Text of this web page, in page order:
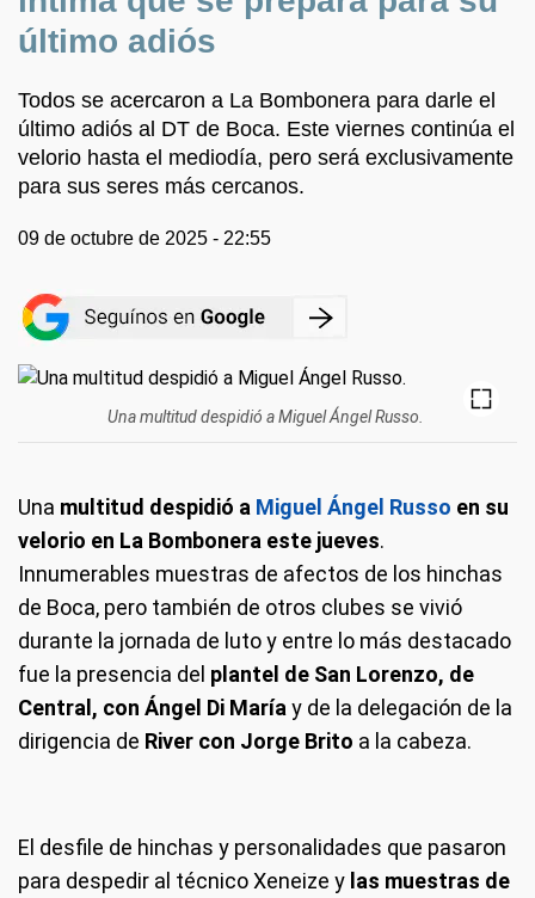
último adiós
Todos se acercaron a La Bombonera para darle el
último adiós al DT de Boca. Este viernes continúa el
velorio hasta el mediodía, pero será exclusivamente
para sus seres más cercanos.
09 de octubre de 2025 - 22:55
Una multitud despidió a Miguel Ángel Russo.
Una multitud despidió a Miguel Ángel Russo en su
velorio en La Bombonera este jueves.
Innumerables muestras de afectos de los hinchas
de Boca, pero también de otros clubes se vivió
durante la jornada de luto y entre lo más destacado
fue la presencia del plantel de San Lorenzo, de
Central, con Ángel Di María y de la delegación de la
dirigencia de River con Jorge Brito a la cabeza.
El desfile de hinchas y personalidades que pasaron
para despedir al técnico Xeneize y las muestras de